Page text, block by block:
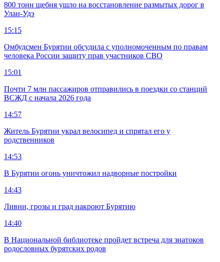
800 тонн щебня ушло на восстановление размытых дорог в
Улан-Удэ
15:15
Омбудсмен Бурятии обсудила с уполномоченным по правам
человека России защиту прав участников СВО
15:01
Почти 7 млн пассажиров отправились в поездки со станций
ВСЖД с начала 2026 года
14:57
Житель Бурятии украл велосипед и спрятал его у
родственников
14:53
В Бурятии огонь уничтожил надворные постройки
14:43
Ливни, грозы и град накроют Бурятию
14:40
В Национальной библиотеке пройдет встреча для знатоков
родословных бурятских родов